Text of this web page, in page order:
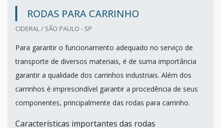
RODAS PARA CARRINHO
CIDERAL / SÃO PAULO - SP
Para garantir o funcionamento adequado no serviço de
transporte de diversos materiais, é de suma importância
garantir a qualidade dos carrinhos industriais. Além dos
carrinhos é imprescindível garantir a procedência de seus
componentes, principalmente das rodas para carrinho.
Características importantes das rodas